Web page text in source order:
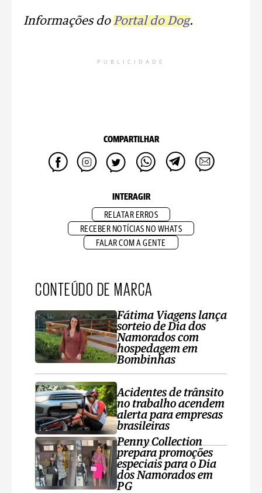
Informações do Portal do Dog.
PUBLICIDADE
COMPARTILHAR
INTERAGIR
RELATAR ERROS
RECEBER NOTÍCIAS NO WHATS
FALAR COM A GENTE
CONTEÚDO DE MARCA
Fátima Viagens lança
sorteio de Dia dos
Namorados com
hospedagem em
Bombinhas
Acidentes de trânsito
no trabalho acendem
alerta para empresas
brasileiras
Penny Collection
prepara promoções
especiais para o Dia
dos Namorados em
PG